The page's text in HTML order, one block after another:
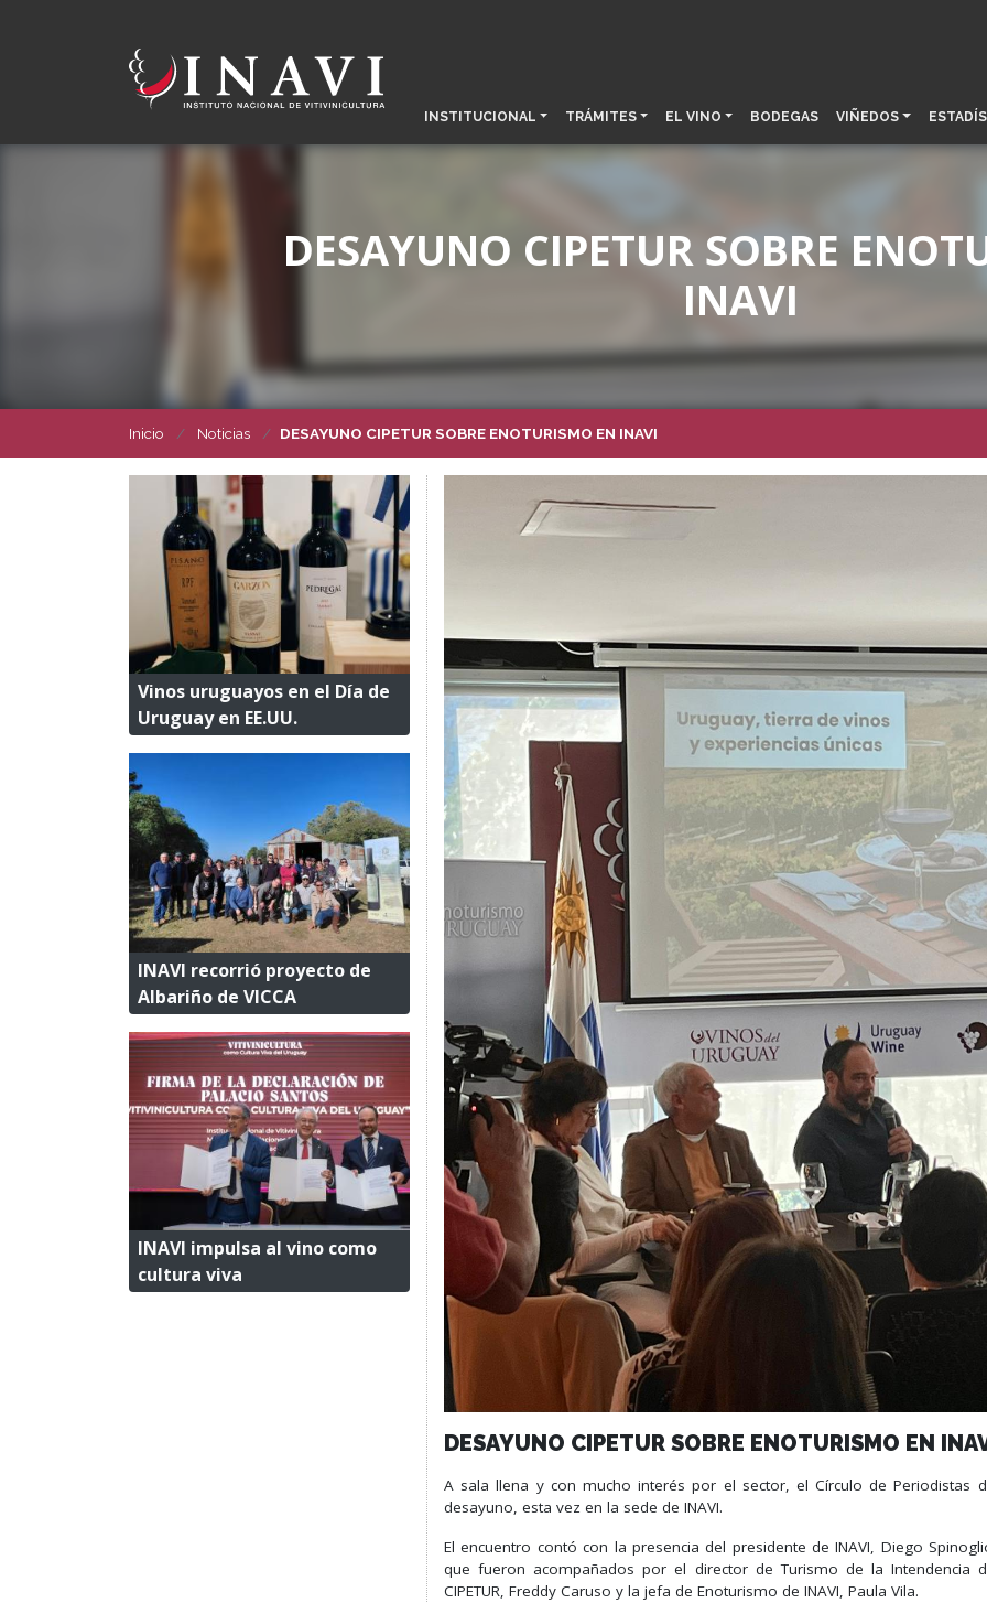
INSTITUCIONAL TRÁMITES EL VINO BODEGAS VIÑEDOS
DESAYUNO CIPETUR SOBRE
INAVI
Inicio Noticias DESAYUNO CIPETUR SOBRE ENOTURISMO EN INAVI
DESAYUNO CIPETUR SOBRE ENOTURISMO EN
A sala llena y con mucho interés por el sector, el Círculo de Periodistas
desayuno, esta vez en la sede de INAVI.
El encuentro contó con la presencia del presidente de INAVI, Diego
que fueron acompañados por el director de Turismo de la Intendencia
CIPETUR, Freddy Caruso y la jefa de Enoturismo de INAVI, Paula Vila.
Vinos uruguayos en el Día de
Uruguay en EE.UU.
INAVI recorrió proyecto de
Albariño de VICCA
INAVI impulsa al vino como
cultura viva